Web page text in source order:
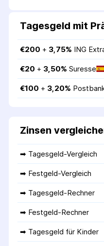
Tagesgeld mit
€200 + 3,75% ING
€20 + 3,50% Suresse
€100 + 3,20%
Zinsen
➡ Tagesgeld-Vergleich
➡ Festgeld-Vergleich
➡ Tagesgeld-Rechner
➡ Festgeld-Rechner
➡ Tagesgeld für Kinder